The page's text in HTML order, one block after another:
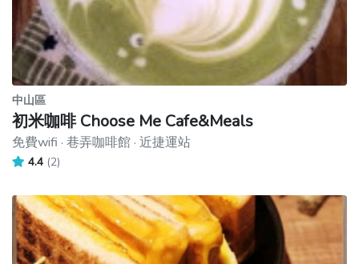
中山區
初米咖啡 Choose Me Cafe&Meals
免費wifi · 巷弄咖啡館 · 近捷運站
4.4 (2)